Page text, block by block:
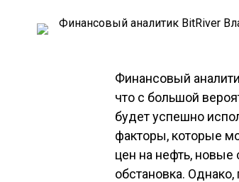
Финансовый
что с большой
будет успешно
факторы, которые
цен на нефть, новые
обстановка.